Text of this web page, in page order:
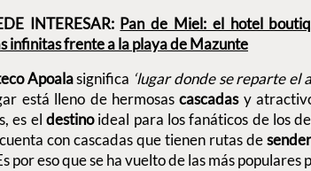
INTERESAR: Pan de Miel: el hotel
infinitas frente a la playa de Mazunte
Apoalasignifica ‘lugar donde se reparte el
está lleno de hermosascascadasy
es el destinoideal para los fanáticos de los
con cascadas que tienen rutas de
por eso que se ha vuelto de las más populares